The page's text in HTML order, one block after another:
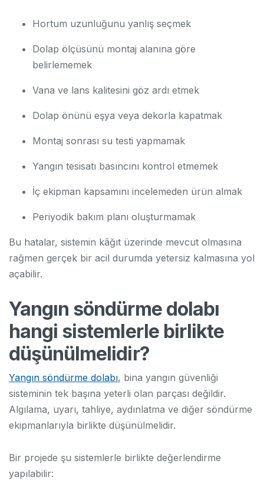
Hortum uzunluğunu yanlış seçmek
Dolap ölçüsünü montaj alanına göre
belirlememek
Vana ve lans kalitesini göz ardı etmek
Dolap önünü eşya veya dekorla kapatmak
Montaj sonrası su testi yapmamak
Yangın tesisatı basıncını kontrol etmemek
İç ekipman kapsamını incelemeden ürün almak
Periyodik bakım planı oluşturmamak
Bu hatalar, sistemin kâğıt üzerinde mevcut olmasına
rağmen gerçek bir acil durumda yetersiz kalmasına yol
açabilir.
Yangın söndürme dolabı
hangi sistemlerle birlikte
düşünülmelidir?
Yangın söndürme dolabı, bina yangın güvenliği
sisteminin tek başına yeterli olan parçası değildir.
Algılama, uyarı, tahliye, aydınlatma ve diğer söndürme
ekipmanlarıyla birlikte düşünülmelidir.
Bir projede şu sistemlerle birlikte değerlendirme
yapılabilir: